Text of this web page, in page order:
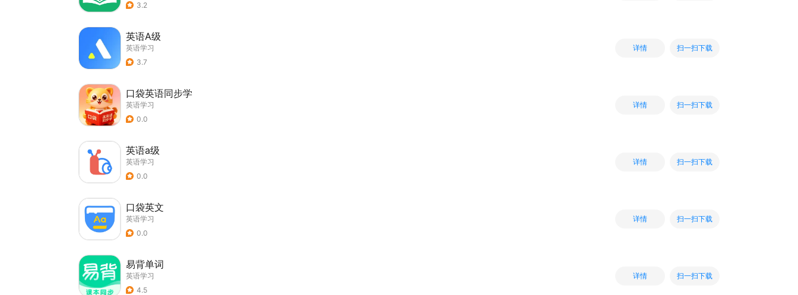
3.2
英语A级
英语学习
3.7
详情 扫一扫下载
口袋英语同步学
英语学习
0.0
详情 扫一扫下载
英语a级
英语学习
0.0
详情 扫一扫下载
口袋英文
英语学习
0.0
详情 扫一扫下载
易背单词
英语学习
4.5
详情 扫一扫下载